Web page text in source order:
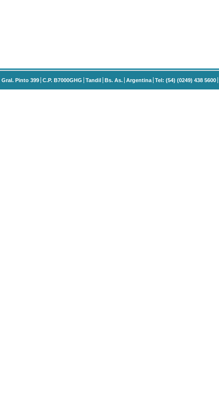
Gral. Pinto 399 C.P. B7000GHG Tandil Bs. As. Argentina Tel: (54) (0249) 438 5600